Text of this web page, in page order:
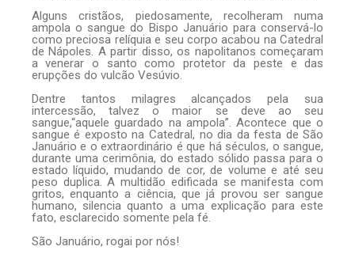
Alguns cristãos, piedosamente, recolheram numa
ampola o sangue do Bispo Januário para conservá-lo
como preciosa relíquia e seu corpo acabou na Catedral
de Nápoles. A partir disso, os napolitanos começaram
a venerar o santo como protetor da peste e das
erupções do vulcão Vesúvio.
Dentre tantos milagres alcançados pela sua
intercessão, talvez o maior se deve ao seu
sangue,“aquele guardado na ampola”. Acontece que o
sangue é exposto na Catedral, no dia da festa de São
Januário e o extraordinário é que há séculos, o sangue,
durante uma cerimônia, do estado sólido passa para o
estado líquido, mudando de cor, de volume e até seu
peso duplica. A multidão edificada se manifesta com
gritos, enquanto a ciência, que já provou ser sangue
humano, silencia quanto a uma explicação para este
fato, esclarecido somente pela fé.
São Januário, rogai por nós!